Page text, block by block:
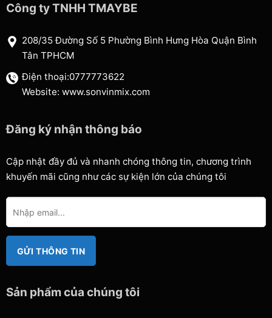
Công ty TNHH TMAYBE
208/35 Đường Số 5 Phường Bình Hưng Hòa Quận Bình
Tân TPHCM
Điện thoại:0777773622
Website: www.sonvinmix.com
Đăng ký nhận thông báo
Cập nhật đầy đủ và nhanh chóng thông tin, chương trình
khuyến mãi cũng như các sự kiện lớn của chúng tôi
Sản phẩm của chúng tôi